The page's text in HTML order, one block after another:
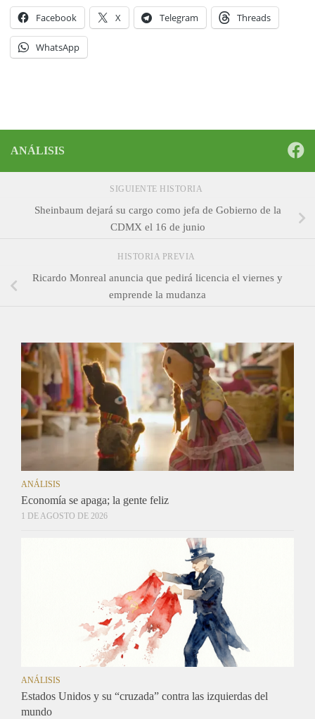
Facebook X Telegram Threads
WhatsApp
ANÁLISIS
SIGUIENTE HISTORIA
Sheinbaum dejará su cargo como jefa de Gobierno de la
CDMX el 16 de junio
HISTORIA PREVIA
Ricardo Monreal anuncia que pedirá licencia el viernes y
emprende la mudanza
ANÁLISIS
Economía se apaga; la gente feliz
1 DE AGOSTO DE 2026
ANÁLISIS
Estados Unidos y su “cruzada” contra las izquierdas del
mundo